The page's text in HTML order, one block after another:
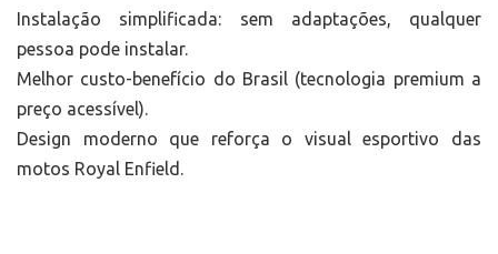
Instalação simplificada: sem adaptações, qualquer
pessoa pode instalar.
Melhor custo-benefício do Brasil (tecnologia premium a
preço acessível).
Design moderno que reforça o visual esportivo das
motos Royal Enfield.